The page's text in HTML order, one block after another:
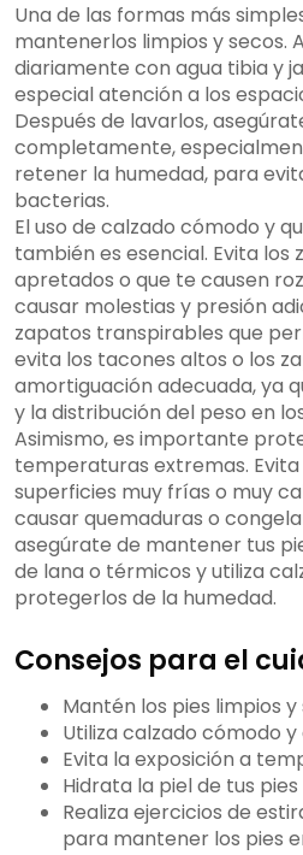
Una de las formas más
mantenerlos limpios y secos.
diariamente con agua tibia y
especial atención a los
Después de lavarlos,
completamente,
retener la humedad, para
bacterias.
El uso de calzado cómodo y
también es esencial. Evita los
apretados o que te causen
causar molestias y presión
zapatos transpirables que
evita los tacones altos o los
amortiguación adecuada, ya
y la distribución del peso en
Asimismo, es importante
temperaturas extremas.
superficies muy frías o muy
causar quemaduras o
asegúrate de mantener tus
de lana o térmicos y utiliza
protegerlos de la humedad.
Consejos para el
Mantén los pies limpios y
Utiliza calzado cómodo
Evita la exposición a
Hidrata la piel de tus
Realiza ejercicios de
para mantener los pies